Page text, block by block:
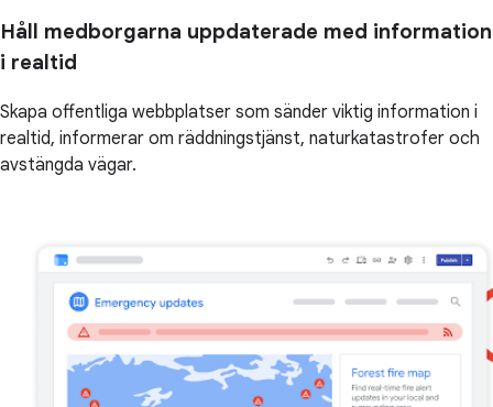
Håll medborgarna uppdaterade med information
i realtid
Skapa offentliga webbplatser som sänder viktig information i
realtid, informerar om räddningstjänst, naturkatastrofer och
avstängda vägar.